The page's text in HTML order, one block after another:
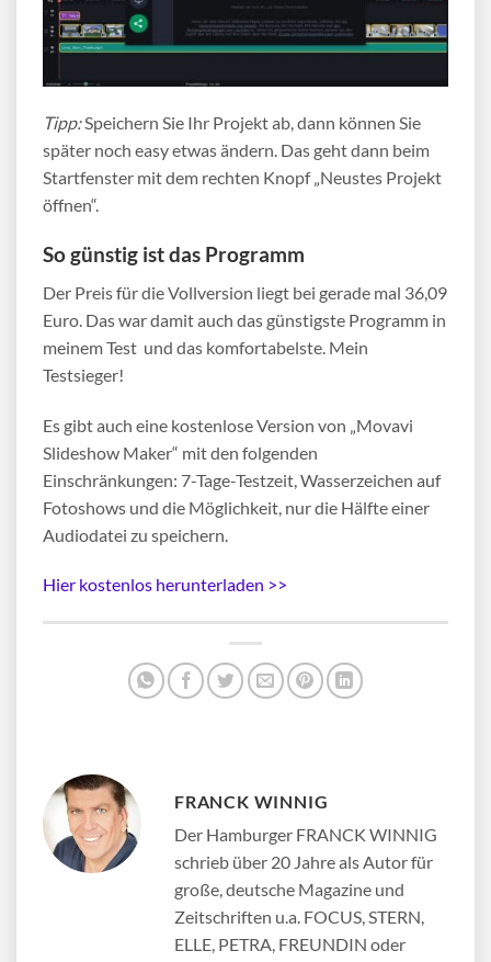
Tipp:Speichern Sie Ihr Projekt ab, dann können Sie
später noch easy etwas ändern. Das geht dann beim
Startfenster mit dem rechten Knopf „Neustes Projekt
öffnen“.
So günstig ist das Programm
Der Preis für die Vollversion liegt bei gerade mal 36,09
Euro. Das war damit auch das günstigste Programm in
meinem Test und das komfortabelste. Mein
Testsieger!
Es gibt auch eine kostenlose Version von „Movavi
Slideshow Maker“ mit den folgenden
Einschränkungen: 7-Tage-Testzeit, Wasserzeichen auf
Fotoshows und die Möglichkeit, nur die Hälfte einer
Audiodatei zu speichern.
Hier kostenlos herunterladen >>
FRANCK WINNIG
Der Hamburger FRANCK WINNIG
schrieb über 20 Jahre als Autor für
große, deutsche Magazine und
Zeitschriften u.a. FOCUS, STERN,
ELLE, PETRA, FREUNDIN oder